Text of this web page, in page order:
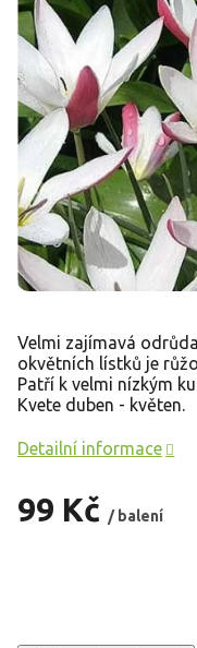
99 Kč / balení
Velmi zajímavá
okvětních lístků je
Patří k velmi nízkým
Kvete duben - květen.
Detailní informace